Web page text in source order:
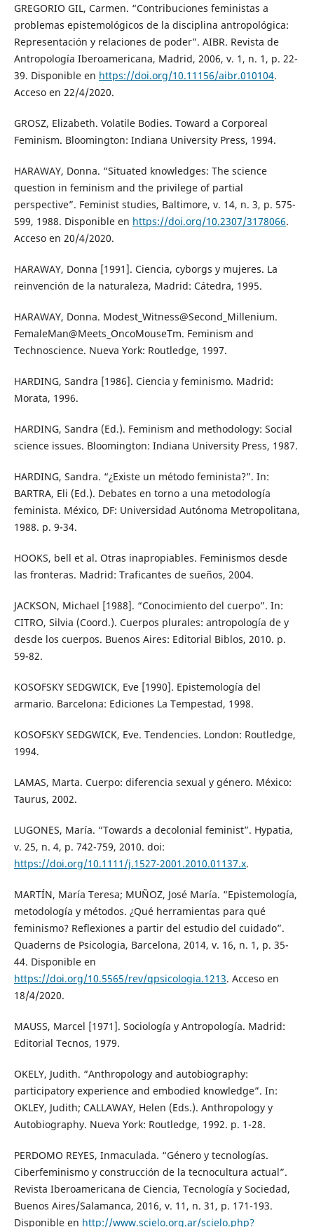
GREGORIO GIL, Carmen. “Contribuciones feministas a
problemas epistemológicos de la disciplina antropológica:
Representación y relaciones de poder”. AIBR. Revista de
Antropología Iberoamericana, Madrid, 2006, v. 1, n. 1, p. 22-
39. Disponible en https://doi.org/10.11156/aibr.010104.
Acceso en 22/4/2020.
GROSZ, Elizabeth. Volatile Bodies. Toward a Corporeal
Feminism. Bloomington: Indiana University Press, 1994.
HARAWAY, Donna. “Situated knowledges: The science
question in feminism and the privilege of partial
perspective”. Feminist studies, Baltimore, v. 14, n. 3, p. 575-
599, 1988. Disponible en https://doi.org/10.2307/3178066.
Acceso en 20/4/2020.
HARAWAY, Donna [1991]. Ciencia, cyborgs y mujeres. La
reinvención de la naturaleza, Madrid: Cátedra, 1995.
HARAWAY, Donna. Modest_Witness@Second_Millenium.
FemaleMan@Meets_OncoMouseTm. Feminism and
Technoscience. Nueva York: Routledge, 1997.
HARDING, Sandra [1986]. Ciencia y feminismo. Madrid:
Morata, 1996.
HARDING, Sandra (Ed.). Feminism and methodology: Social
science issues. Bloomington: Indiana University Press, 1987.
HARDING, Sandra. “¿Existe un método feminista?”. In:
BARTRA, Eli (Ed.). Debates en torno a una metodología
feminista. México, DF: Universidad Autónoma Metropolitana,
1988. p. 9-34.
HOOKS, bell et al. Otras inapropiables. Feminismos desde
las fronteras. Madrid: Traficantes de sueños, 2004.
JACKSON, Michael [1988]. “Conocimiento del cuerpo”. In:
CITRO, Silvia (Coord.). Cuerpos plurales: antropología de y
desde los cuerpos. Buenos Aires: Editorial Biblos, 2010. p.
59-82.
KOSOFSKY SEDGWICK, Eve [1990]. Epistemología del
armario. Barcelona: Ediciones La Tempestad, 1998.
KOSOFSKY SEDGWICK, Eve. Tendencies. London: Routledge,
1994.
LAMAS, Marta. Cuerpo: diferencia sexual y género. México:
Taurus, 2002.
LUGONES, María. “Towards a decolonial feminist”. Hypatia,
v. 25, n. 4, p. 742-759, 2010. doi:
https://doi.org/10.1111/j.1527-2001.2010.01137.x.
MARTÍN, María Teresa; MUÑOZ, José María. “Epistemología,
metodología y métodos. ¿Qué herramientas para qué
feminismo? Reflexiones a partir del estudio del cuidado”.
Quaderns de Psicologia, Barcelona, 2014, v. 16, n. 1, p. 35-
44. Disponible en
https://doi.org/10.5565/rev/qpsicologia.1213. Acceso en
18/4/2020.
MAUSS, Marcel [1971]. Sociología y Antropología. Madrid:
Editorial Tecnos, 1979.
OKELY, Judith. “Anthropology and autobiography:
participatory experience and embodied knowledge”. In:
OKLEY, Judith; CALLAWAY, Helen (Eds.). Anthropology y
Autobiography. Nueva York: Routledge, 1992. p. 1-28.
PERDOMO REYES, Inmaculada. “Género y tecnologías.
Ciberfeminismo y construcción de la tecnocultura actual”.
Revista Iberoamericana de Ciencia, Tecnología y Sociedad,
Buenos Aires/Salamanca, 2016, v. 11, n. 31, p. 171-193.
Disponible en http://www.scielo.org.ar/scielo.php?